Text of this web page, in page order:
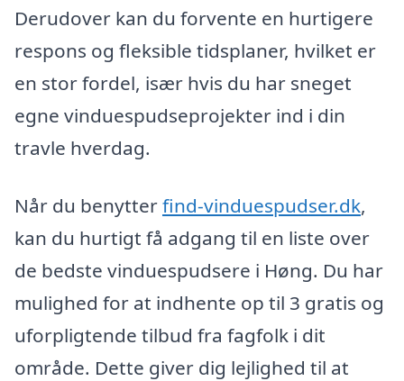
Derudover kan du forvente en hurtigere
respons og fleksible tidsplaner, hvilket er
en stor fordel, især hvis du har sneget
egne vinduespudseprojekter ind i din
travle hverdag.
Når du benytterfind-vinduespudser.dk,
kan du hurtigt få adgang til en liste over
de bedste vinduespudsere i Høng. Du har
mulighed for at indhente op til 3 gratis og
uforpligtende tilbud fra fagfolk i dit
område. Dette giver dig lejlighed til at